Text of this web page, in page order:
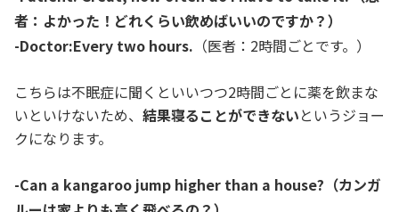
者：よかった！どれくらい飲めばいいのですか？）
-Doctor:Every two hours. （医者：2時間ごとです。）
こちらは不眠症に聞くといいつつ2時間ごとに薬を飲まな
いといけないため、 結果寝ることができないというジョー
クになります。
-Can a kangaroo jump higher than a house?（カンガ